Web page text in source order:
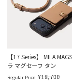
【17 Series】 MILA
ラ マグセーフ タン
Regular Price ¥18,700